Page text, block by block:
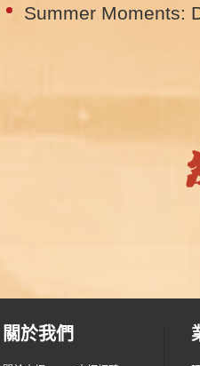
Summer Moments:
關於我們